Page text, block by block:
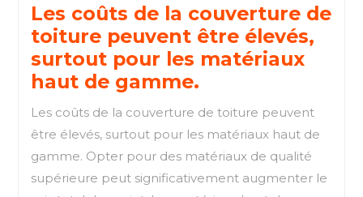
Les coûts de la couverture de
toiture peuvent être élevés,
surtout pour les matériaux
haut de gamme.
Les coûts de la couverture de toiture peuvent
être élevés, surtout pour les matériaux haut de
gamme. Opter pour des matériaux de qualité
supérieure peut significativement augmenter le